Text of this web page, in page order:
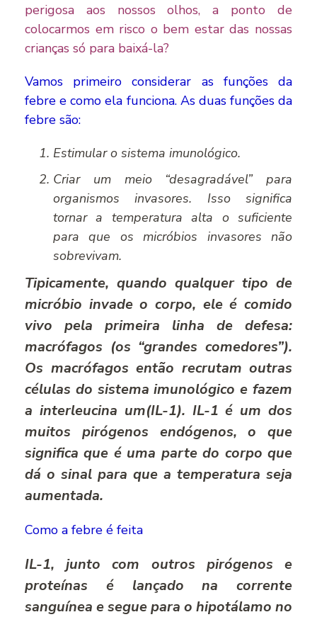
perigosa aos nossos olhos, a ponto de
colocarmos em risco o bem estar das nossas
crianças só para baixá-la?
Vamos primeiro considerar as funções da
febre e como ela funciona. As duas funções da
febre são:
Estimular o sistema imunológico.
Criar um meio “desagradável” para
organismos invasores. Isso significa
tornar a temperatura alta o suficiente
para que os micróbios invasores não
sobrevivam.
Tipicamente, quando qualquer tipo de
micróbio invade o corpo, ele é comido
vivo pela primeira linha de defesa:
macrófagos (os “grandes comedores”).
Os macrófagos então recrutam outras
células do sistema imunológico e fazem
a interleucina um(IL-1). IL-1 é um dos
muitos pirógenos endógenos, o que
significa que é uma parte do corpo que
dá o sinal para que a temperatura seja
aumentada.
Como a febre é feita
IL-1, junto com outros pirógenos e
proteínas é lançado na corrente
sanguínea e segue para o hipotálamo no